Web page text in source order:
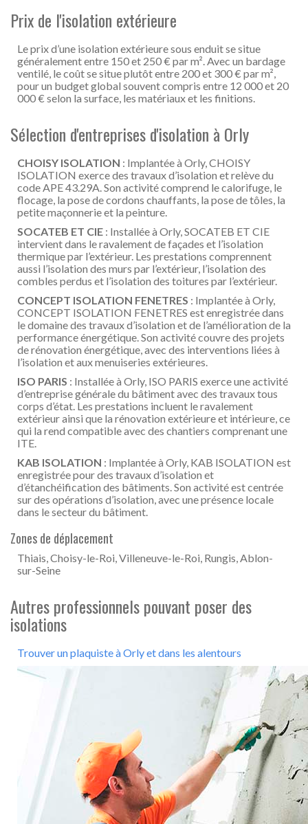
Prix de l'isolation extérieure
Le prix d’une isolation extérieure sous enduit se situe
généralement entre 150 et 250 € par m². Avec un bardage
ventilé, le coût se situe plutôt entre 200 et 300 € par m²,
pour un budget global souvent compris entre 12 000 et 20
000 € selon la surface, les matériaux et les finitions.
Sélection d'entreprises d'isolation à Orly
CHOISY ISOLATION : Implantée à Orly, CHOISY
ISOLATION exerce des travaux d’isolation et relève du
code APE 43.29A. Son activité comprend le calorifuge, le
flocage, la pose de cordons chauffants, la pose de tôles, la
petite maçonnerie et la peinture.
SOCATEB ET CIE : Installée à Orly, SOCATEB ET CIE
intervient dans le ravalement de façades et l’isolation
thermique par l’extérieur. Les prestations comprennent
aussi l’isolation des murs par l’extérieur, l’isolation des
combles perdus et l’isolation des toitures par l’extérieur.
CONCEPT ISOLATION FENETRES : Implantée à Orly,
CONCEPT ISOLATION FENETRES est enregistrée dans
le domaine des travaux d’isolation et de l’amélioration de la
performance énergétique. Son activité couvre des projets
de rénovation énergétique, avec des interventions liées à
l’isolation et aux menuiseries extérieures.
ISO PARIS : Installée à Orly, ISO PARIS exerce une activité
d’entreprise générale du bâtiment avec des travaux tous
corps d’état. Les prestations incluent le ravalement
extérieur ainsi que la rénovation extérieure et intérieure, ce
qui la rend compatible avec des chantiers comprenant une
ITE.
KAB ISOLATION : Implantée à Orly, KAB ISOLATION est
enregistrée pour des travaux d’isolation et
d’étanchéification des bâtiments. Son activité est centrée
sur des opérations d’isolation, avec une présence locale
dans le secteur du bâtiment.
Zones de déplacement
Thiais, Choisy-le-Roi, Villeneuve-le-Roi, Rungis, Ablon-
sur-Seine
Autres professionnels pouvant poser des
isolations
Trouver un plaquiste à Orly et dans les alentours